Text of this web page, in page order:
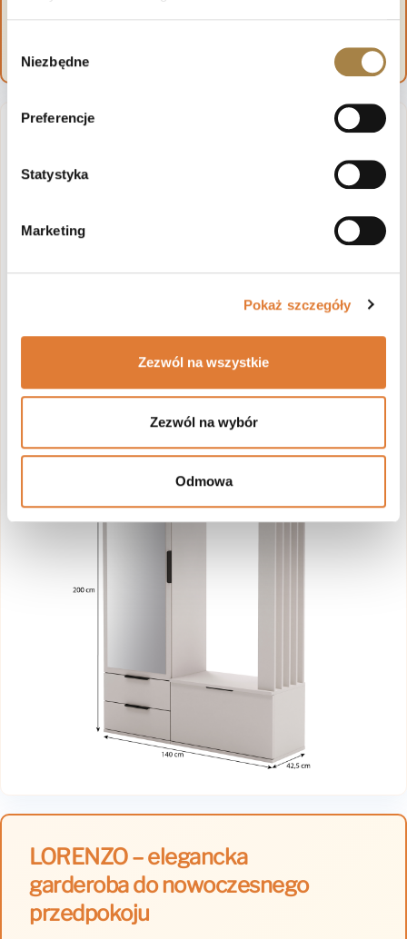
zgody
Niezbędne
Preferencje
Statystyka
Marketing
Pokaż szczegóły
Zezwól na wszystkie
Zezwól na wybór
Odmowa
Praktyczne wymiary pozwalają wygodnie
LORENZO – elegancka
garderoba do nowoczesnego
przedpokoju